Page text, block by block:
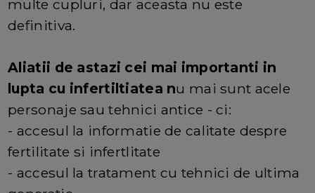
multe cupluri, dar aceasta nu este
definitiva.
Aliatii de astazi cei mai importanti in
lupta cu infertiltiatea nu mai sunt acele
personaje sau tehnici antice - ci:
- accesul la informatie de calitate despre
fertilitate si infertlitate
- accesul la tratament cu tehnici de ultima